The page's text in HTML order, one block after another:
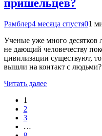
пришельцев?
Рамблер4 месяца спустя01
Ученые уже много десятков
не дающий человечеству
цивилизации существуют,
вышли на контакт с
Читать далее
1
2
3
…